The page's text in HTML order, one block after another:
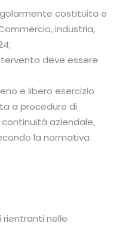
costituita e
Industria,
deve essere
e libero esercizio
a procedure di
aziendale,
la normativa
rientranti nelle